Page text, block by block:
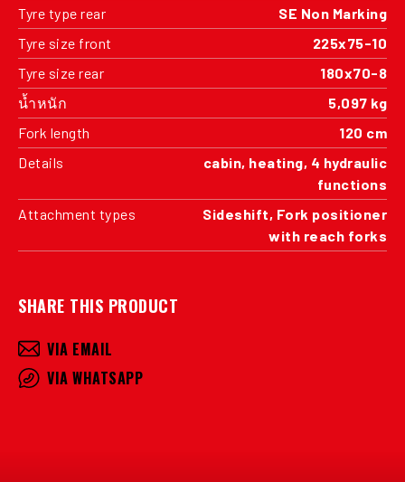
Tyre type rear
SE Non Marking
Tyre size front
225x75-10
Tyre size rear
180x70-8
น้ำหนัก
5,097 kg
Fork length
120 cm
Details
cabin, heating, 4 hydraulic
functions
Attachment types
Sideshift, Fork positioner
with reach forks
SHARE THIS PRODUCT
VIA EMAIL
VIA WHATSAPP